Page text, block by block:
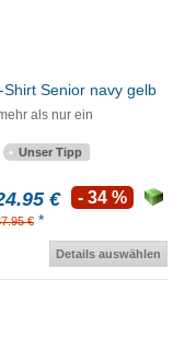
Senior navy gelb
als nur ein
Unser Tipp
€
€ *
- 34 %
Details auswählen